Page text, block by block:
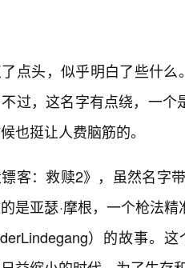
点头，似乎明白了些什么
过，这名字有点绕，一个
也挺让人费脑筋的。
镖客：救赎2》，虽然名字
是亚瑟·摩根，一个枪法
）的故事。